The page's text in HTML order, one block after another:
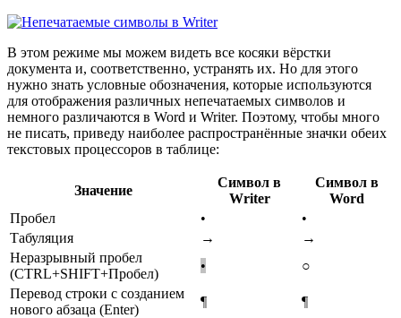
В этом режиме мы можем видеть все косяки вёрстки
документа и, соответственно, устранять их. Но для этого
нужно знать условные обозначения, которые используются
для отображения различных непечатаемых символов и
немного различаются в Word и Writer. Поэтому, чтобы много
не писать, приведу наиболее распространённые значки обеих
текстовых процессоров в таблице:
Значение
Символ в
Writer
Символ в
Word
Пробел
•
•
Табуляция
→
→
Неразрывный пробел
(CTRL+SHIFT+Пробел)
•
○
Перевод строки с созданием
нового абзаца (Enter)
¶
¶